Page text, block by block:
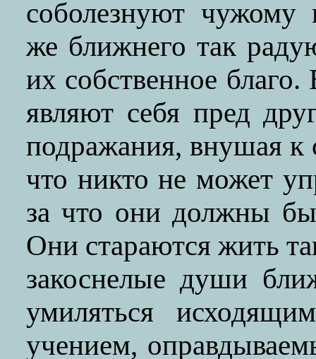
соболезнуют чужому
же ближнего так
их собственное
являют себя пред
подражания, внушая к
что никто не может
за что они должны
Они стараются жить
закоснелые души
умиляться
учением,